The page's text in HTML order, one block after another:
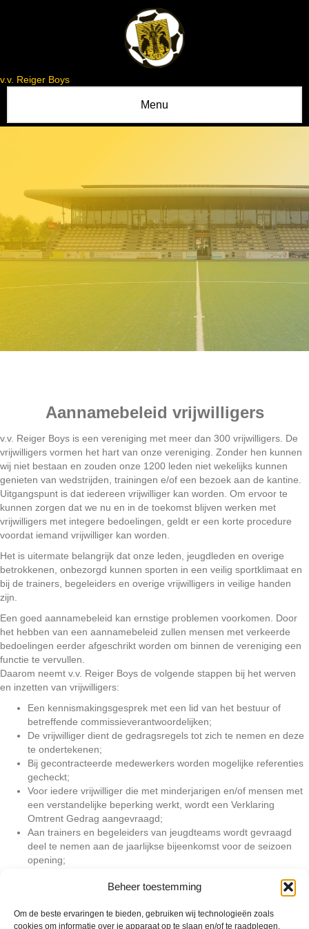
Beheer toestemming
Om de beste ervaringen te bieden, gebruiken wij technologieën zoals
cookies om informatie over je apparaat op te slaan en/of te raadplegen.
v.v. Reiger Boys
Menu
Aannamebeleid vrijwilligers
v.v. Reiger Boys is een vereniging met meer dan 300 vrijwilligers. De
vrijwilligers vormen het hart van onze vereniging. Zonder hen kunnen
wij niet bestaan en zouden onze 1200 leden niet wekelijks kunnen
genieten van wedstrijden, trainingen e/of een bezoek aan de kantine.
Uitgangspunt is dat iedereen vrijwilliger kan worden. Om ervoor te
kunnen zorgen dat we nu en in de toekomst blijven werken met
vrijwilligers met integere bedoelingen, geldt er een korte procedure
voordat iemand vrijwilliger kan worden.
Het is uitermate belangrijk dat onze leden, jeugdleden en overige
betrokkenen, onbezorgd kunnen sporten in een veilig sportklimaat en
bij de trainers, begeleiders en overige vrijwilligers in veilige handen
zijn.
Een goed aannamebeleid kan ernstige problemen voorkomen. Door
het hebben van een aannamebeleid zullen mensen met verkeerde
bedoelingen eerder afgeschrikt worden om binnen de vereniging een
functie te vervullen.
Daarom neemt v.v. Reiger Boys de volgende stappen bij het werven
en inzetten van vrijwilligers:
Een kennismakingsgesprek met een lid van het bestuur of
betreffende commissieverantwoordelijken;
De vrijwilliger dient de gedragsregels tot zich te nemen en deze
te ondertekenen;
Bij gecontracteerde medewerkers worden mogelijke referenties
gecheckt;
Voor iedere vrijwilliger die met minderjarigen en/of mensen met
een verstandelijke beperking werkt, wordt een Verklaring
Omtrent Gedrag aangevraagd;
Aan trainers en begeleiders van jeugdteams wordt gevraagd
deel te nemen aan de jaarlijkse bijeenkomst voor de seizoen
opening;
Dowload hier de gedragscode vrijwilligers.